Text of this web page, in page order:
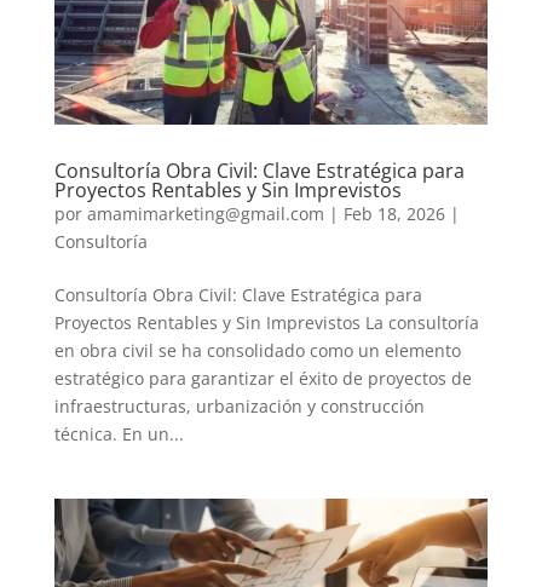
Consultoría Obra Civil: Clave Estratégica para
Proyectos Rentables y Sin Imprevistos
por amamimarketing@gmail.com | Feb 18, 2026|
Consultoría
Consultoría Obra Civil: Clave Estratégica para
Proyectos Rentables y Sin Imprevistos La consultoría
en obra civil se ha consolidado como un elemento
estratégico para garantizar el éxito de proyectos de
infraestructuras, urbanización y construcción
técnica. En un...